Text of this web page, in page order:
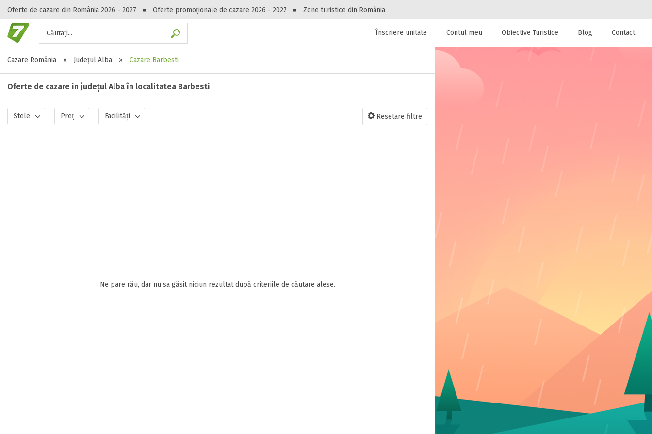
Oferte de cazare din România 2026 - 2027 Oferte promoționale de cazare 2026 - 2027 Zone turistice din România
Căutați...
Peste 10549 oferte de cazare!
Gasești hoteluri, pensiuni, vile, apartamente sau alte unitați de cazare la
Înscriere unitate Contul meu Obiective Turistice Blog Contact
Cazare România
» Județul Alba » Cazare Barbesti
Oferte de cazare in județul Alba în localitatea Barbesti
Stele Preț Facilități Resetare filtre
Ne pare rău, dar nu sa găsit niciun rezultat după criteriile de căutare alese.